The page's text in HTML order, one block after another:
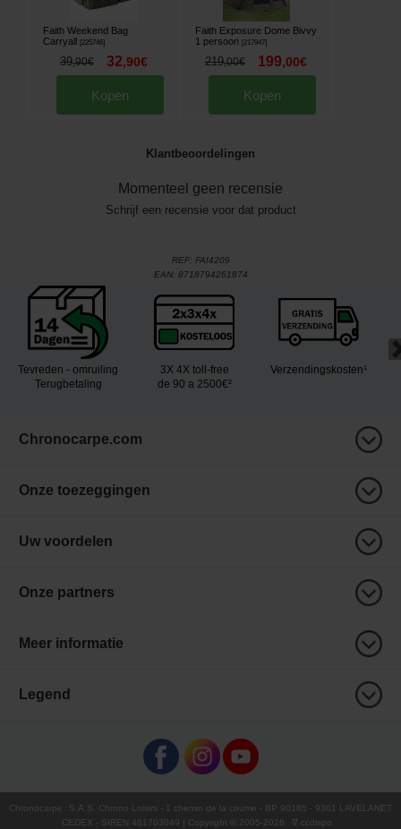
Faith Weekend Bag
Carryall
[225746]
39,90€ 32,90€
Kopen
Faith Exposure Dome Bivvy
1 persoon [217947]
219,00€ 199,00€
Kopen
Klantbeoordelingen
Momenteel geen recensie
Schrijf een recensie voor dat product
REF: FAI4209
EAN: 8718794261874
Tevreden - omruiling
Terugbetaling
3X 4X toll-free
de 90 a 2500€²
Verzendingskosten¹
Chronocarpe.com
Onze toezeggingen
Uw voordelen
Onze partners
Meer informatie
Legend
Chronocarpe : S.A.S. Chrono Loisirs - 1 chemin de la coume - BP 90185 - 9301 LAVELANET
CEDEX - SIREN 481703049 | Copyright © 2005-2026 ∇ ccdispo